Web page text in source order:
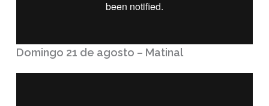
Domingo 21 de agosto – Matinal